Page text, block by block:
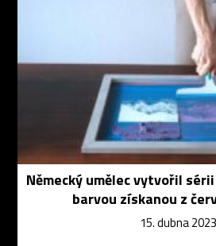
Německý umělec vytvořil
barvou získanou z
15. dubna 2023